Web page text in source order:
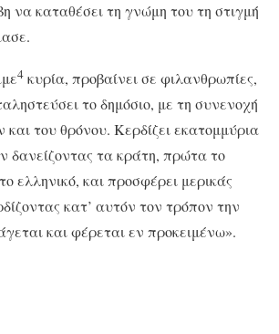
να καταθέσει τη γνώμη του τη στιγμή
4 κυρία, προβαίνει σε φιλανθρωπίες,
το δημόσιο, με τη συνενοχή
του θρόνου. Κερδίζει εκατομμύρια
δανείζοντας τα κράτη, πρώτα το
ελληνικό, και προσφέρει μερικάς
κατ’ αυτόν τον τρόπον την
και φέρεται εν προκειμένω».